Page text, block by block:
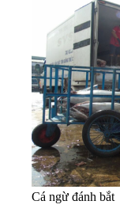
Cá ngừ đánh bắt